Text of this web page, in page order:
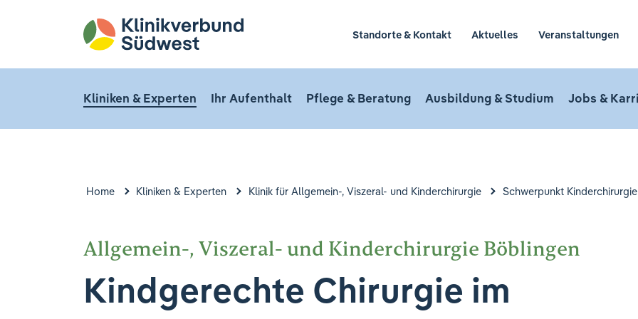
Standorte & Kontakt Aktuelles Veranstaltungen
Kliniken & Experten Ihr Aufenthalt Pflege & Beratung Ausbildung & Studium Jobs &
Home Kliniken & Experten Klinik für Allgemein-, Viszeral- und Kinderchirurgie Schwerpunkt Kinderchirurgie
Allgemein-, Viszeral- und Kinderchirurgie Böblingen
Kindgerechte Chirurgie im